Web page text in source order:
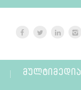
ᲛᲣᲚᲢᲘᲛᲔᲓᲘᲐ